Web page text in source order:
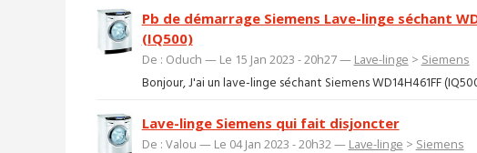
Pb de démarrage Siemens Lave-linge séchant
(IQ500)
De : Oduch — Le 15 Jan 2023 - 20h27 — Lave-linge > Siemens
Bonjour, J'ai un lave-linge séchant Siemens WD14H461FF
Lave-linge Siemens qui fait disjoncter
De : Valou — Le 04 Jan 2023 - 20h32 — Lave-linge > Siemens